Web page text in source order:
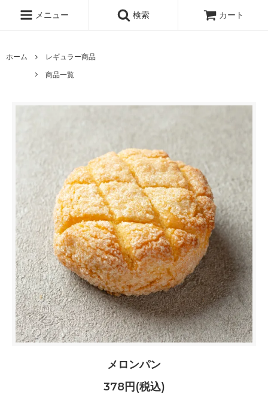
メニュー 検索 カート
ホーム
レギュラー商品
商品一覧
メロンパン
378円(税込)